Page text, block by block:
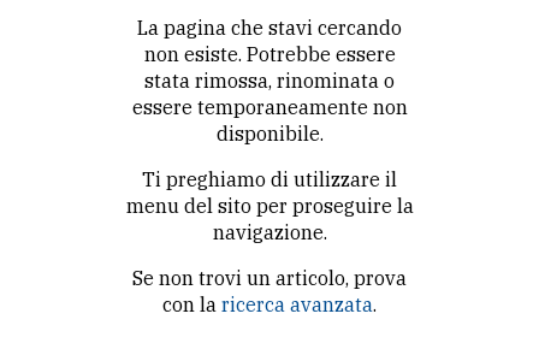
La pagina che stavi cercando
non esiste. Potrebbe essere
stata rimossa, rinominata o
essere temporaneamente non
disponibile.
Ti preghiamo di utilizzare il
menu del sito per proseguire la
navigazione.
Se non trovi un articolo, prova
con la ricerca avanzata.